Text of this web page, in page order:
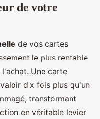
de votre
de vos cartes
le plus rentable
Une carte
dix fois plus qu'un
transformant
en véritable levier